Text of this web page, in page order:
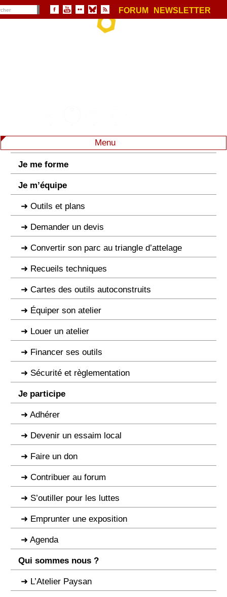
FORUM NEWSLETTER
Menu
Je me forme
Je m’équipe
Outils et plans
Demander un devis
Convertir son parc au triangle d’attelage
Recueils techniques
Cartes des outils autoconstruits
Équiper son atelier
Louer un atelier
Financer ses outils
Sécurité et règlementation
Je participe
Adhérer
Devenir un essaim local
Faire un don
Contribuer au forum
S’outiller pour les luttes
Emprunter une exposition
Agenda
Qui sommes nous ?
L’Atelier Paysan